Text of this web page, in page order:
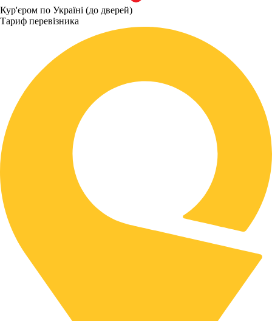
Кур'єром по Україні (до дверей)
Тариф перевізника